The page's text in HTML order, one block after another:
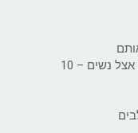
מה אוכלים כדי להגביר את הרצון המיני אצל נשים – 10